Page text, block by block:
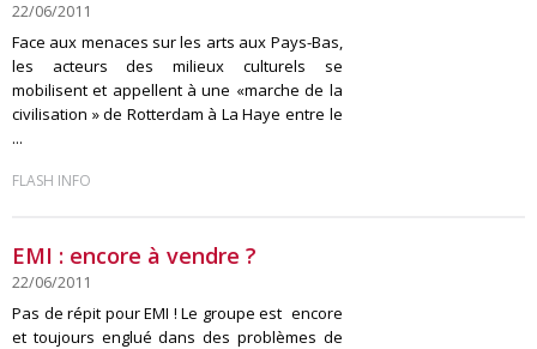
22/06/2011
Face aux menaces sur les arts aux Pays-Bas,
les acteurs des milieux culturels se
mobilisent et appellent à une «marche de la
civilisation » de Rotterdam à La Haye entre le
...
FLASH INFO
EMI : encore à vendre ?
22/06/2011
Pas de répit pour EMI ! Le groupe est encore
et toujours englué dans des problèmes de